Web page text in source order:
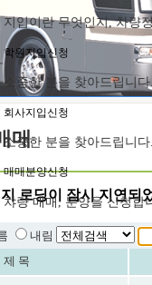
지입이란 무엇인지, 차량
학원지입신청
소중한 분을 찾아드립니
회사지입신청
소중한 분을 찾아드립니
매매분양신청
챠량 매매, 분양을 신청합
매
내림
제 목